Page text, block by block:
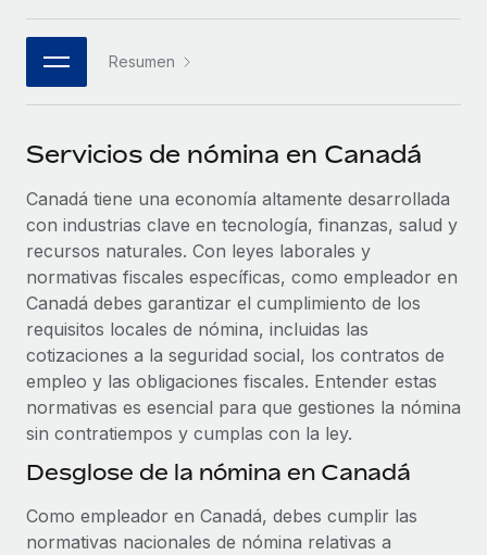
Conectar
Conecta cualquier herramienta de IA con Remote
Optimiza los procesos con herramientas empresariales
esenciales.
Pregunta a un experto
Obtén ayuda de gente experta en RR. HH. globales
y cumplimiento normativo.
Comprobaciones de antecedentes
Simplifica los procesos de cribado de candidatos.
Cumplimiento normativo
normativo.
ASOCIARSE
Socios tecnológicos estratégicos
Integra la gestión de los RR. HH. globales en tu
Asociarse
Remote Build Próximamente
Consultoría de integraciones y automatización con IA.
CASOS PRÁCTICOS
Webinarios
Información sobre salarios y talento
Obtén ayuda
Consulta todos los recursos
BLOG
Nómina global
Impuestos
한국어
中文（简体）Resumen
Servicios de nómina en Canadá
Canadá tiene una economía altamente desarrollada
con industrias clave en tecnología, finanzas, salud y
recursos naturales. Con leyes laborales y
normativas fiscales específicas, como empleador en
Canadá debes garantizar el cumplimiento de los
requisitos locales de nómina, incluidas las
cotizaciones a la seguridad social, los contratos de
empleo y las obligaciones fiscales. Entender estas
normativas es esencial para que gestiones la nómina
sin contratiempos y cumplas con la ley.
Desglose de la nómina en Canadá
Como empleador en Canadá, debes cumplir las
normativas nacionales de nómina relativas a